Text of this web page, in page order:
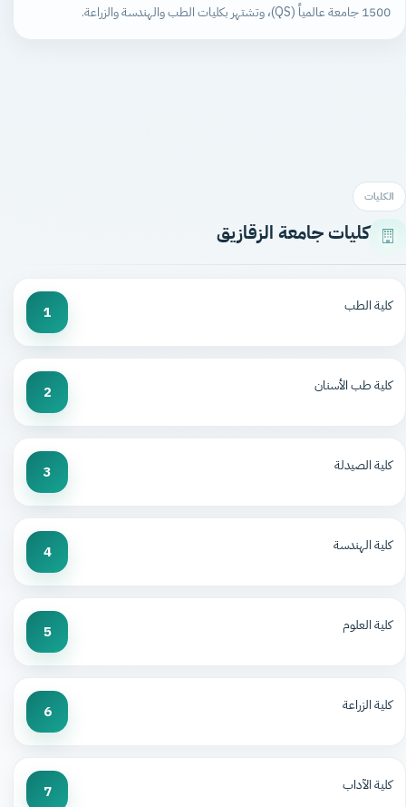
1500 جامعة عالمياً (QS)، وتشتهر بكليات الطب والهندسة والزراعة.
الكليات
كليات جامعة الزقازيق
كلية الطب 1
كلية طب الأسنان 2
كلية الصيدلة 3
كلية الهندسة 4
كلية العلوم 5
كلية الزراعة 6
كلية الآداب 7